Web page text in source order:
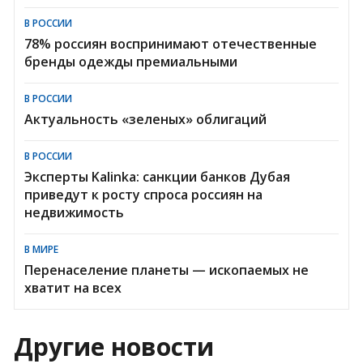
В РОССИИ
78% россиян воспринимают отечественные
бренды одежды премиальными
В РОССИИ
Актуальность «зеленых» облигаций
В РОССИИ
Эксперты Kalinka: санкции банков Дубая
приведут к росту спроса россиян на
недвижимость
В МИРЕ
Перенаселение планеты — ископаемых не
хватит на всех
Другие новости